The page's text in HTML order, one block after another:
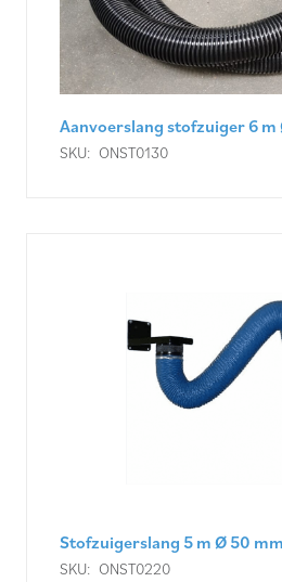
Aanvoerslang stofzuiger 6 m
SKU: ONST0130
Stofzuigerslang 5 m Ø 50 mm
SKU: ONST0220